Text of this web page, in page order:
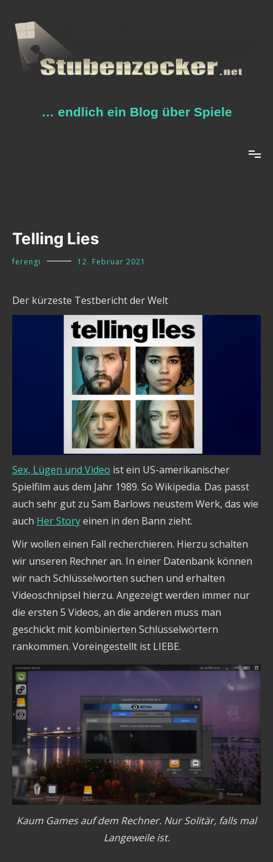
Inhalt
springen
… endlich ein Blog über Spiele
Telling Lies
ferengi 12. Februar 2021
Der kürzeste Testbericht der Welt
Sex, Lügen und Video ist ein US-amerikanischer
Spielfilm aus dem Jahr 1989. So Wikipedia. Das passt
auch sehr gut zu Sam Barlows neustem Werk, das wie
auch Her Storyeinen in den Bann zieht.
Wir wollen einen Fall recherchieren. Hierzu schalten
wir unseren Rechner an. In einer Datenbank können
wir nach Schlüsselworten suchen und erhalten
Videoschnipsel hierzu. Angezeigt werden immer nur
die ersten 5 Videos, an die anderen muss man
geschickt mit kombinierten Schlüsselwörtern
rankommen. Voreingestellt ist LIEBE.
Kaum Games auf dem Rechner. Nur Solitär, falls mal
Langeweile ist.